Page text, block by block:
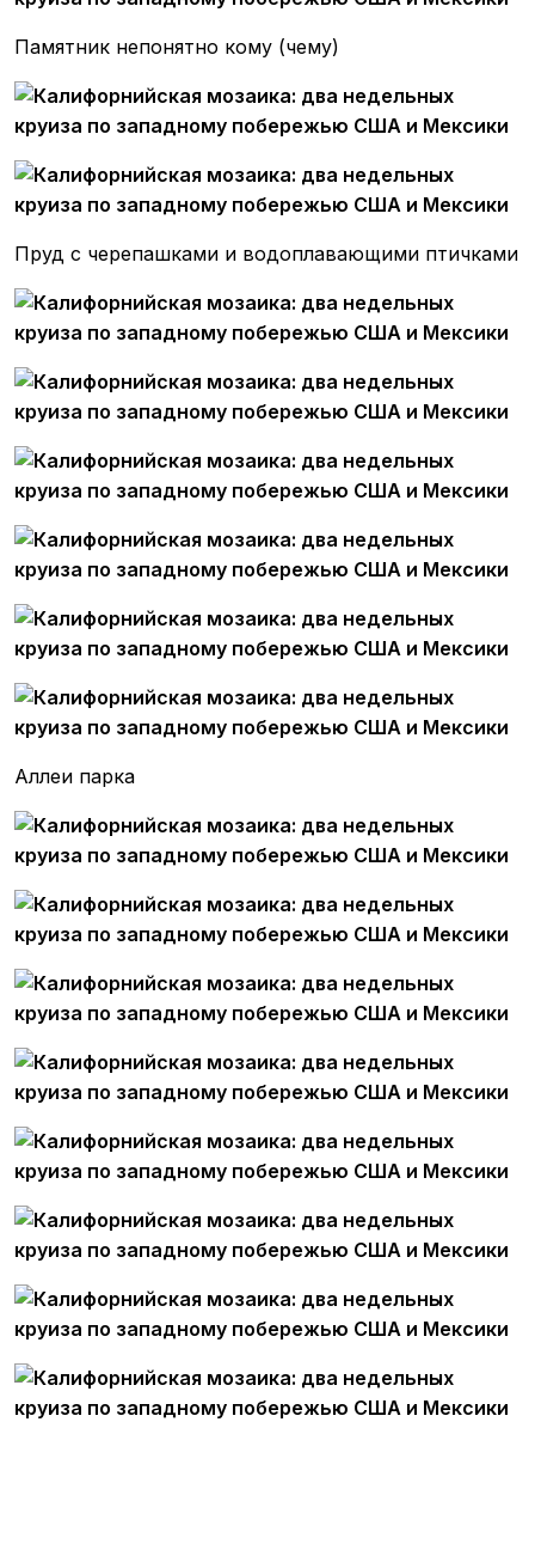
Памятник непонятно кому (чему)
Пруд с черепашками и водоплавающими птичками
Аллеи парка